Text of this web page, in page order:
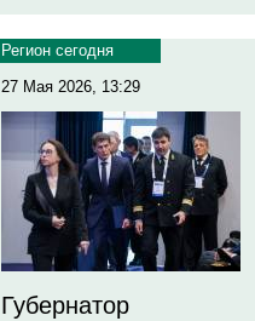
Регион сегодня
27 Мая 2026, 13:29
Губернатор